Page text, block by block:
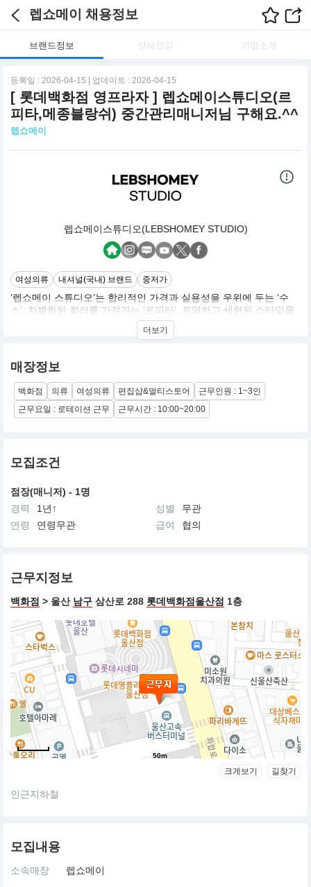
렙쇼메이 채용정보
브랜드정보 상세요강 기업소개
등록일 : 2026-04-15 | 업데이트 : 2026-04-15
[ 롯데백화점 영프라자 ] 렙쇼메이스튜디오(르
피타,메종블랑쉬) 중간관리매니저님 구해요.^^
렙쇼메이
렙쇼메이스튜디오(LEBSHOMEY STUDIO)
여성의류 내셔널(국내) 브랜드 중저가
‘렙쇼메이 스튜디오’는 합리적인 가격과 실용성을 우위에 두는 ‘수
스’, 차별화된 컬러를 가져가는 ‘르피타’, 포멀하고 세련된 스타일을
추가하는 ‘메종블랑쉬’까지 3개 여성복 브랜드가 한데 구성된 복합
관이다. 의류부터 디자인 패브릭 아이템, 모자, 슈즈 등 다양한 아이
딸’이 동시에 쇼핑할 수 있는 공간이다.
더보기
매장정보
백화점 의류 여성의류 편집샵&멀티스토어
근무인원 : 1~3인
근무요일 : 로테이션 근무
근무시간 : 10:00~20:00
모집조건
점장(매니저) - 1명
경력
1년↑ 성별
무관
연령
연령무관 급여 협의
근무지정보
백화점 > 울산 남구 삼산로 288 롯데백화점울산점 1층
50m
크게보기 길찾기
인근지하철
모집내용
소속매장 렙쇼메이